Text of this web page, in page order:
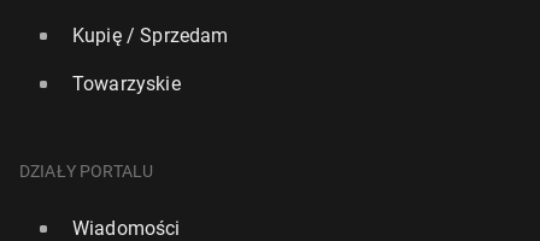
Kupię / Sprzedam
Towarzyskie
DZIAŁY PORTALU
Wiadomości